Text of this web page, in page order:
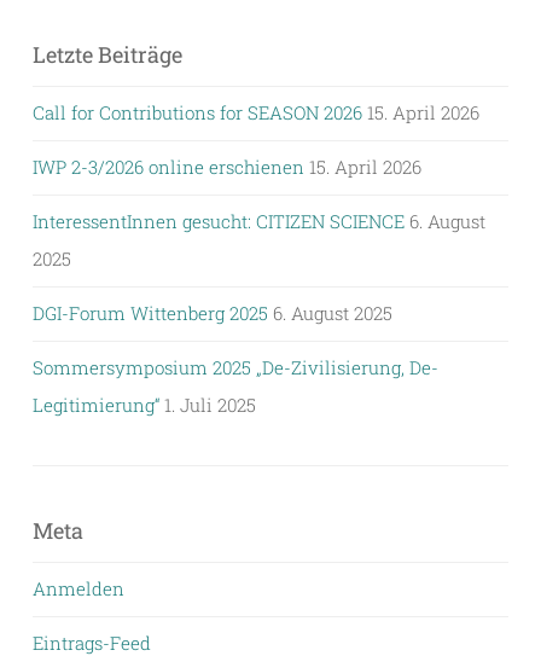
Letzte Beiträge
Call for Contributions for SEASON 2026 15. April 2026
IWP 2-3/2026 online erschienen 15. April 2026
InteressentInnen gesucht: CITIZEN SCIENCE 6. August
2025
DGI-Forum Wittenberg 2025 6. August 2025
Sommersymposium 2025 „De-Zivilisierung, De-
Legitimierung“ 1. Juli 2025
Meta
Anmelden
Eintrags-Feed